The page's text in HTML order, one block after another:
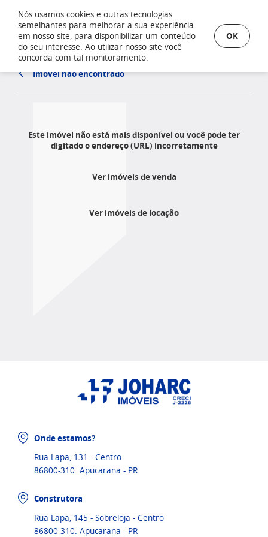
Imóvel não encontrado
Este imóvel não está mais disponível ou você pode ter
digitado o endereço (URL) incorretamente
Ver imóveis de venda
Ver imóveis de locação
Onde estamos?
Rua Lapa, 131 - Centro
86800-310. Apucarana - PR
Construtora
Rua Lapa, 145 - Sobreloja - Centro
86800-310. Apucarana - PR
Nós usamos cookies e outras tecnologias
semelhantes para melhorar a sua experiência
em nosso site, para disponibilizar um conteúdo
do seu interesse. Ao utilizar nosso site você
concorda com tal monitoramento.
OK